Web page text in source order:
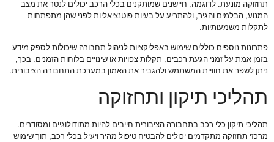
תחזוקה מונעת. לדוגמה, חיישנים שמותקנים בכלי הרכב יכולים לנטר את מצב
המנוע, הבלמים והגיר, ולהתריע על בעיות פוטנציאליות לפני שהן מתפתחות
לתקלות משמעותיות.
פתרונות נוספים כוללים שימוש באפליקציות לניהול תחבורה שיכולות לספק מידע
בזמן אמת על זמני הגעת רכבים, תקלות צפויות או שינויים בלוחות הזמנים. בכך,
ניתן לשפר את חוויית המשתמש ולהגביר את האמון במערכת התחבורה הציבורית.
תהליכי תיקון ותחזוקה
תהליכי תיקון כלי רכב בתחבורה הציבורית חייבים להיות מתודולוגיים ומסודרים.
מרכזי תחזוקה מתקדמים יכולים להבטיח טיפול מהיר ויעיל בכלי רכב, תוך שימוש